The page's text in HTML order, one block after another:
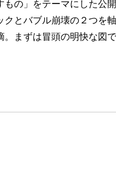
もの」をテーマにした公
とバブル崩壊の２つを
まずは冒頭の明快な図